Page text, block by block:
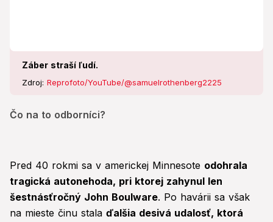
Záber straší ľudí.
Zdroj: Reprofoto/YouTube/@samuelrothenberg2225
Čo na to odborníci?
Pred 40 rokmi sa v americkej Minnesote odohrala
tragická autonehoda, pri ktorej zahynul len
šestnásťročný John Boulware. Po havárii sa však
na mieste činu stala ďalšia desivá udalosť, ktorá